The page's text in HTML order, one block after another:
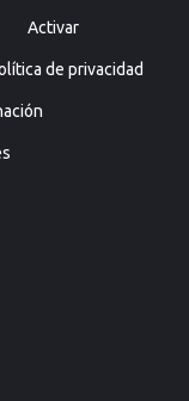
Activar
de privacidad